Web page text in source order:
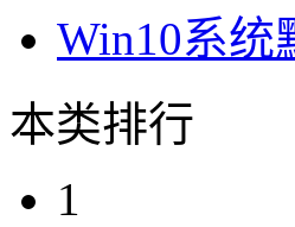
Win10系统
本类排行
1